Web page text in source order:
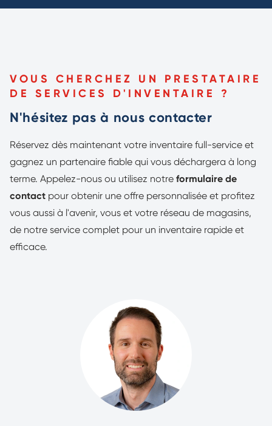
VOUS CHERCHEZ UN PRESTATAIRE
DE SERVICES D'INVENTAIRE ?
N'hésitez pas à nous contacter
Réservez dès maintenant votre inventaire full-service et
gagnez un partenaire fiable qui vous déchargera à long
terme. Appelez-nous ou utilisez notre formulaire de
contact pour obtenir une offre personnalisée et profitez
vous aussi à l'avenir, vous et votre réseau de magasins,
de notre service complet pour un inventaire rapide et
efficace.